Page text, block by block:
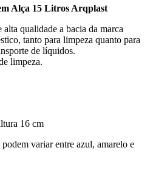
Alça 15 Litros Arqplast
qualidade a bacia da marca
tanto para limpeza quanto para
de líquidos.
limpeza.
16 cm
variar entre azul, amarelo e